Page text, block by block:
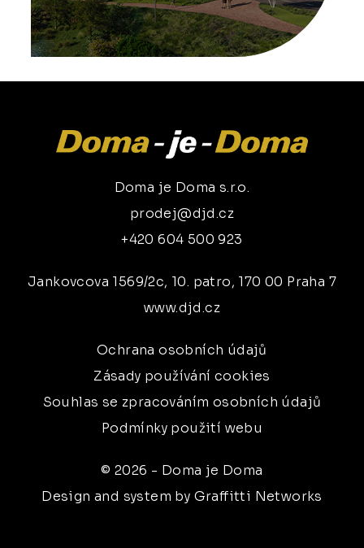
Doma je Doma s.r.o.
prodej@djd.cz
+420 604 500 923
Jankovcova 1569/2c, 10. patro, 170 00 Praha 7
www.djd.cz
Ochrana osobních údajů
Zásady používání cookies
Souhlas se zpracováním osobních údajů
Podmínky použití webu
© 2026 - Doma je Doma
Design and system by Graffitti Networks